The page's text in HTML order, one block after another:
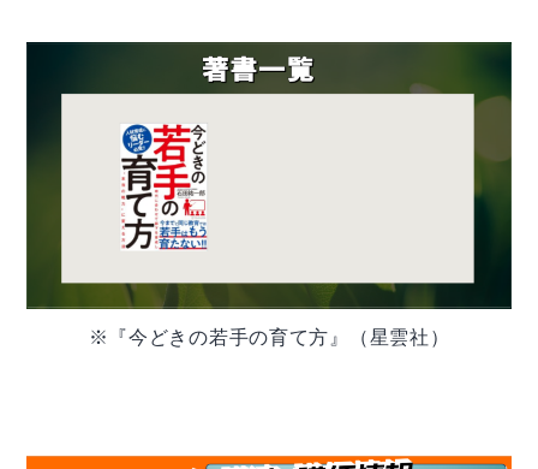
※『今どきの若手の育て方』（星雲社）